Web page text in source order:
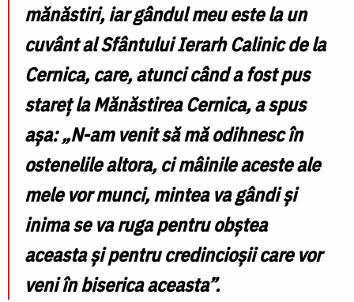
mănăstiri, iar gândul meu este la un
cuvânt al Sfântului Ierarh Calinic de la
Cernica, care, atunci când a fost pus
stareț la Mănăstirea Cernica, a spus
așa: „N-am venit să mă odihnesc în
ostenelile altora, ci mâinile aceste ale
mele vor munci, mintea va gândi și
inima se va ruga pentru obștea
aceasta și pentru credincioșii care vor
veni în biserica aceasta”.